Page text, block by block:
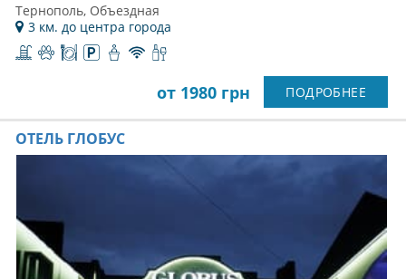
Тернополь, Объездная
3 км. до центра города
от 1980 грн ПОДРОБНЕЕ
ОТЕЛЬ ГЛОБУС